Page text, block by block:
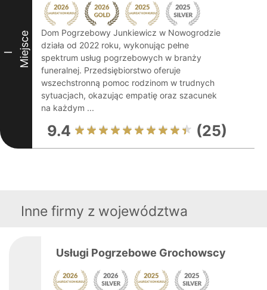
I Miejsce
Dom Pogrzebowy Junkiewicz w Nowogrodzie
działa od 2022 roku, wykonując pełne
spektrum usług pogrzebowych w branży
funeralnej. Przedsiębiorstwo oferuje
wszechstronną pomoc rodzinom w trudnych
sytuacjach, okazując empatię oraz szacunek
na każdym ...
9.4 (25)
Inne firmy z województwa
Usługi Pogrzebowe Grochowscy